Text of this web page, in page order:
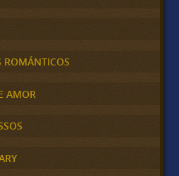
ROMÁNTICOS
AMOR